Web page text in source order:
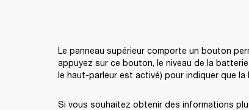
Le panneau supérieur comporte un bouton
appuyez sur ce bouton, le niveau de la
le haut-parleur est activé) pour indiquer que
Si vous souhaitez obtenir des informations